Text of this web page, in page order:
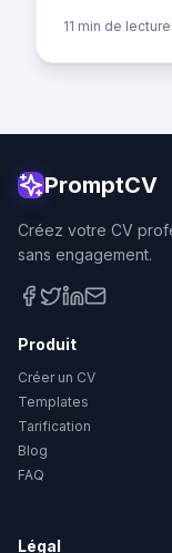
consultent
11 min de lecture
PromptCV
Créez votre CV
sans engagement.
Produit
Créer un CV
Templates
Tarification
Blog
FAQ
Légal